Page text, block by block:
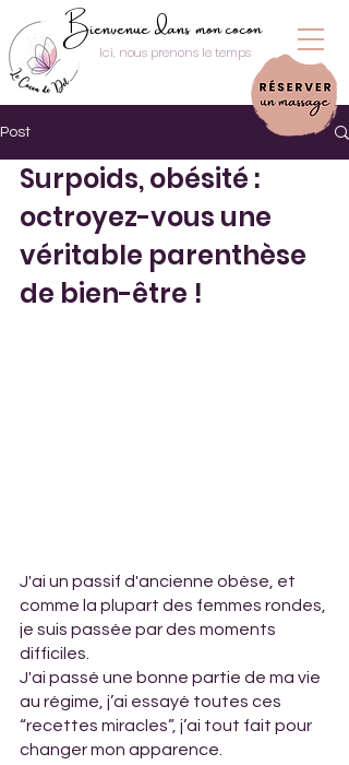
Bienvenue dans mon cocon
Ici, nous prenons le temps
Post
Surpoids, obésité :
octroyez-vous une
véritable parenthèse
de bien-être !
J'ai un passif d'ancienne obèse, et
comme la plupart des femmes rondes,
je suis passée par des moments
difficiles.
J'ai passé une bonne partie de ma vie
au régime, j’ai essayé toutes ces
“recettes miracles”, j’ai tout fait pour
changer mon apparence.